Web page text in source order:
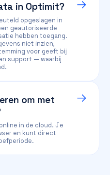
in Optimit?
opgeslagen in
geautoriseerde
hebben toegang.
niet inzien,
voor geeft bij
support — waarbij
om met
in de cloud. Je
en kunt direct